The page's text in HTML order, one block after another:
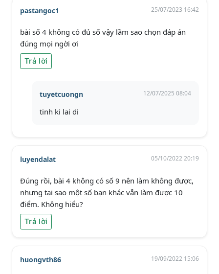
pastangoc1 25/07/2023 16:42
bài số 4 không có đủ số vậy lầm sao chọn đáp án
đúng mọi ngời ơi
Trả lời
tuyetcuongn 12/07/2025 08:04
tinh ki lai di
luyendalat 05/10/2022 20:19
Đúng rồi, bài 4 không có số 9 nên làm không được,
nhưng tại sao một số bạn khác vẫn làm được 10
điểm. Không hiểu?
Trả lời
huongvth86 19/09/2022 15:06